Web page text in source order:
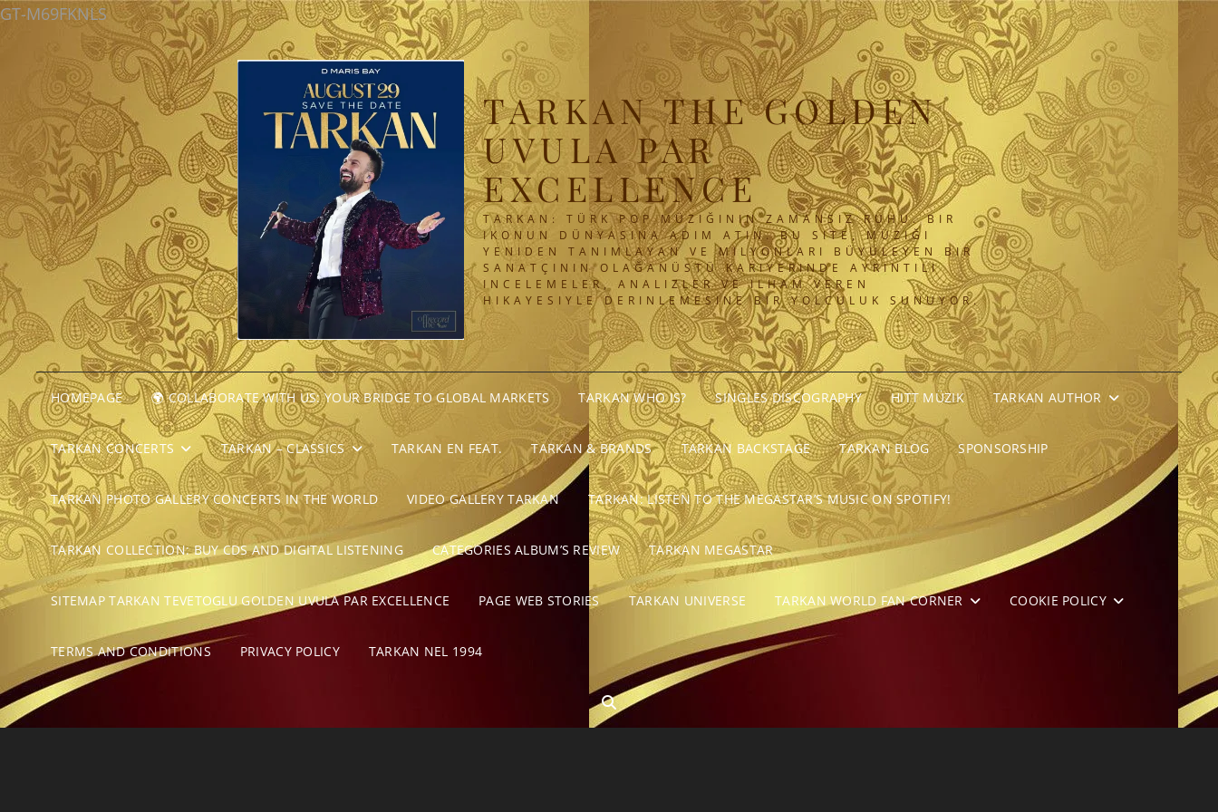
GT-M69FKNLS
TARKAN THE GOLDEN
UVULA PAR
EXCELLENCE
TARKAN: TÜRK POP MÜZIĞININ ZAMANSIZ RUHU. BIR
IKONUN DÜNYASINA ADIM ATIN. BU SITE, MÜZIĞI
YENIDEN TANIMLAYAN VE MILYONLARI BÜYÜLEYEN BIR
SANATÇININ OLAĞANÜSTÜ KARIYERINDE AYRINTILI
INCELEMELER, ANALIZLER VE ILHAM VEREN
HIKAYESIYLE DERINLEMESINE BIR YOLCULUK SUNUYOR.
HOMEPAGE 🌍 COLLABORATE WITH US: YOUR BRIDGE TO GLOBAL MARKETS TARKAN WHO IS? SINGLES DISCOGRAPHY HITT MÜZIK TARKAN AUTHOR
TARKAN CONCERTS TARKAN – CLASSICS TARKAN EN FEAT. TARKAN & BRANDS TARKAN BACKSTAGE TARKAN BLOG SPONSORSHIP
TARKAN PHOTO GALLERY CONCERTS IN THE WORLD VIDEO GALLERY TARKAN TARKAN: LISTEN TO THE MEGASTAR’S MUSIC ON SPOTIFY!
TARKAN COLLECTION: BUY CDS AND DIGITAL LISTENING CATEGORIES ALBUM’S REVIEW TARKAN MEGASTAR
SITEMAP TARKAN TEVETOGLU GOLDEN UVULA PAR EXCELLENCE PAGE WEB STORIES TARKAN UNIVERSE TARKAN WORLD FAN CORNER COOKIE POLICY
TERMS AND CONDITIONS PRIVACY POLICY TARKAN NEL 1994
SEARCH